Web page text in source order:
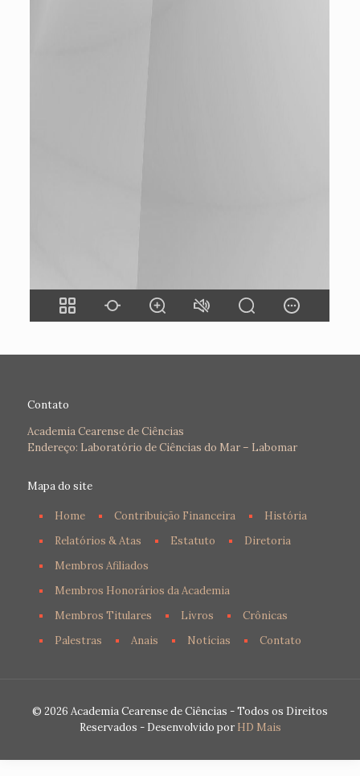
Contato
Academia Cearense de Ciências
Endereço: Laboratório de Ciências do Mar – Labomar
Mapa do site
Home Contribuição Financeira
História
Relatórios & Atas
Estatuto
Diretoria
Membros Afiliados
Membros Honorários da Academia
Membros Titulares
Livros
Crônicas
Palestras
Anais Notícias Contato
© 2026 Academia Cearense de Ciências - Todos os Direitos
Reservados - Desenvolvido por HD Mais